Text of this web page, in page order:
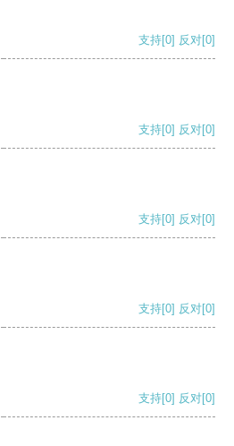
支持[0] 反对[0]
支持[0] 反对[0]
支持[0] 反对[0]
支持[0] 反对[0]
支持[0] 反对[0]